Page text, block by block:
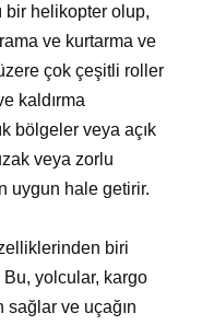
bir helikopter olup,
ve kurtarma ve
çok çeşitli roller
kaldırma
bölgeler veya açık
veya zorlu
uygun hale getirir.
biri
yolcular, kargo
ve uçağın